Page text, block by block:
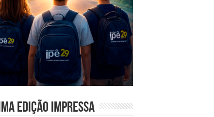
edição impressa